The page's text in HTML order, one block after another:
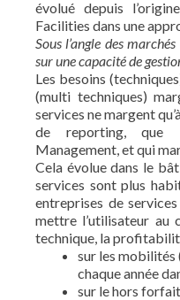
évolué depuis
Facilities dans une
Sous l’angle des
sur une capacité de
Les besoins
(multi techniques)
services ne margent
de reporting, que
Management, et qui
Cela évolue dans le
services sont plus
entreprises de
mettre l’utilisateur au
technique, la
sur les mobilités
chaque année
sur le hors